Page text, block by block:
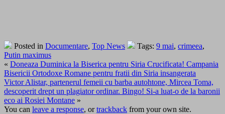
Posted in Documentare, Top News Tags: 9 mai, crimeea,
Putin maximus
« Doneaza Duminica la Biserica pentru Siria Crucificata! Campania
Bisericii Ortodoxe Romane pentru fratii din Siria insangerata
Victor Alistar, partenerul femeii cu barba autohtone, Mircea Toma,
descoperit drept un plagiator ordinar. Bingo! Si-a luat-o de la baronii
eco ai Rosiei Montane »
You can leave a response, ortrackback from your own site.